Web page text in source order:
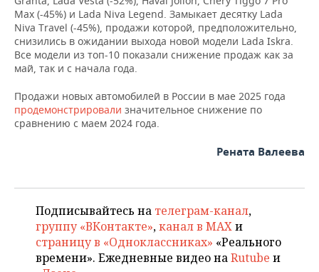
Max (-45%) и Lada Niva Legend. Замыкает десятку Lada
Niva Travel (-45%), продажи которой, предположительно,
снизились в ожидании выхода новой модели Lada Iskra.
Все модели из топ-10 показали снижение продаж как за
май, так и с начала года.
Продажи новых автомобилей в России в мае 2025 года
продемонстрировали значительное снижение по
сравнению с маем 2024 года.
Рената Валеева
Подписывайтесь на телеграм-канал,
группу «ВКонтакте»,канал в MAXи
страницу в «Одноклассниках» «Реального
времени». Ежедневные видео наRutube и